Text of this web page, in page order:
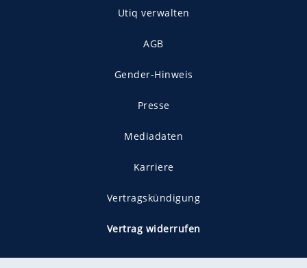
Utiq verwalten
AGB
Gender-Hinweis
Presse
Mediadaten
Karriere
Vertragskündigung
Vertrag widerrufen